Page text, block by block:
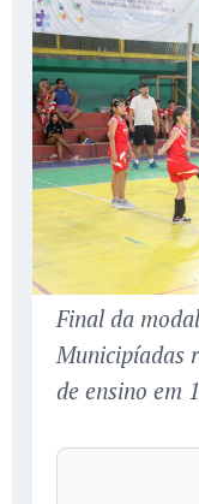
Final da
Municipíadas
de ensino em